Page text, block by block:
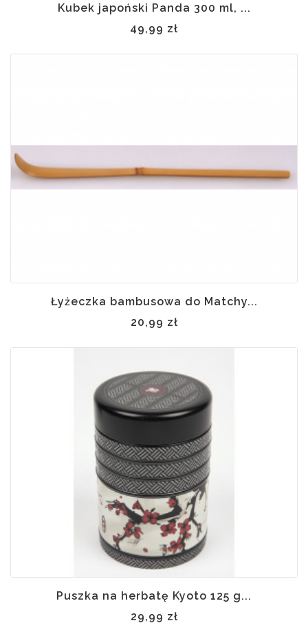
Kubek japoński Panda 300 ml, ...
49,99 zł
Łyżeczka bambusowa do Matchy...
20,99 zł
Puszka na herbatę Kyoto 125 g...
29,99 zł